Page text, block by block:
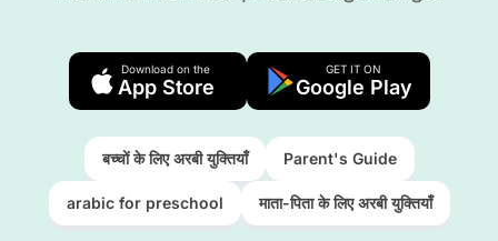
Download on the
App Store
GET IT ON
Google Play
बच्चों के लिए अरबी युक्तियाँ Parent's Guide
arabic for preschool माता-पिता के लिए अरबी युक्तियाँ